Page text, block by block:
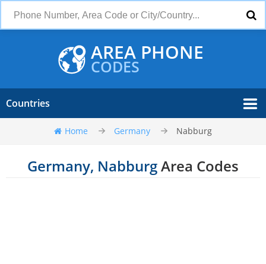
AREA PHONE
CODES
Countries
Home Germany Nabburg
Germany, NabburgArea Codes